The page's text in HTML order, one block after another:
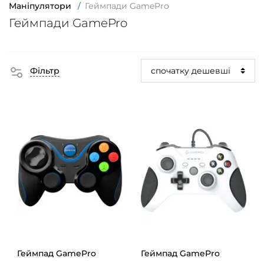
Маніпулятори
/ Геймпади GamePro
Геймпади GamePro
Фільтр
Геймпад GamePro
Геймпад GamePro